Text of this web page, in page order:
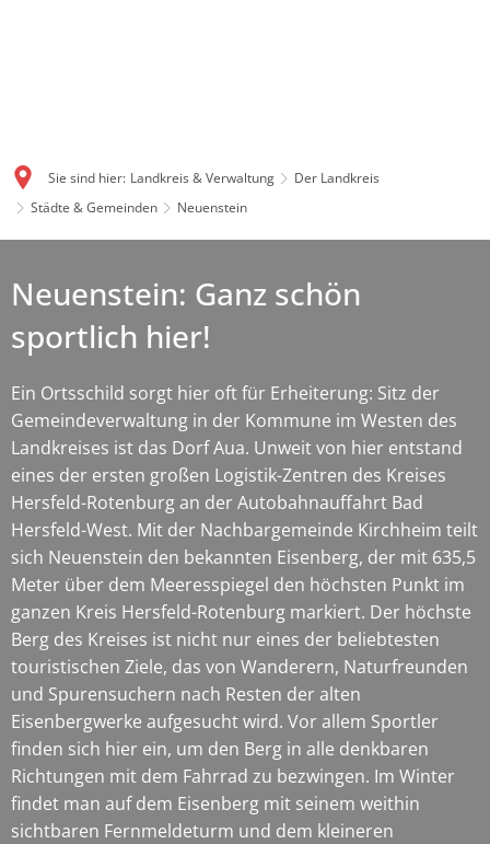
Sie sind hier: Landkreis & Verwaltung
Der Landkreis
Städte & Gemeinden
Neuenstein
Neuenstein: Ganz schön
sportlich hier!
Ein Ortsschild sorgt hier oft für Erheiterung: Sitz der
Gemeindeverwaltung in der Kommune im Westen des
Landkreises ist das Dorf Aua. Unweit von hier entstand
eines der ersten großen Logistik-Zentren des Kreises
Hersfeld-Rotenburg an der Autobahnauffahrt Bad
Hersfeld-West. Mit der Nachbargemeinde Kirchheim teilt
sich Neuenstein den bekannten Eisenberg, der mit 635,5
Meter über dem Meeresspiegel den höchsten Punkt im
ganzen Kreis Hersfeld-Rotenburg markiert. Der höchste
Berg des Kreises ist nicht nur eines der beliebtesten
touristischen Ziele, das von Wanderern, Naturfreunden
und Spurensuchern nach Resten der alten
Eisenbergwerke aufgesucht wird. Vor allem Sportler
finden sich hier ein, um den Berg in alle denkbaren
Richtungen mit dem Fahrrad zu bezwingen. Im Winter
findet man auf dem Eisenberg mit seinem weithin
sichtbaren Fernmeldeturm und dem kleineren